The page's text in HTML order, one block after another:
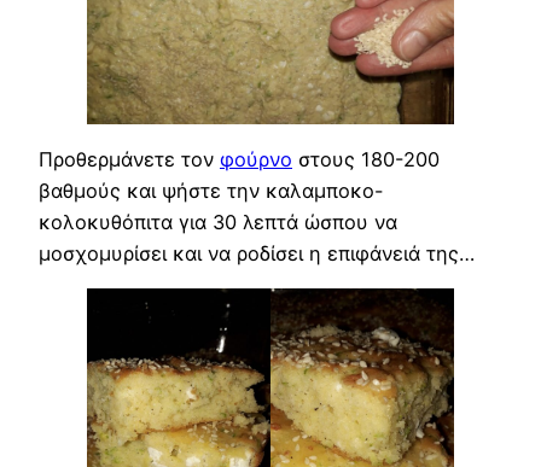
Προθερμάνετε τον φούρνο στους 180-200
βαθμούς και ψήστε την καλαμποκο-
κολοκυθόπιτα για 30 λεπτά ώσπου να
μοσχομυρίσει και να ροδίσει η επιφάνειά της…